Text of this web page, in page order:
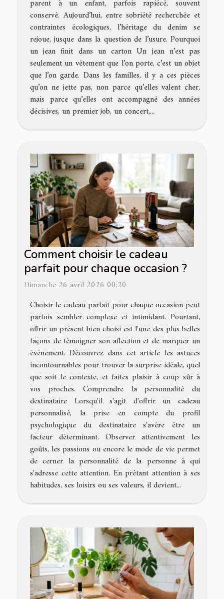
parent à un enfant, parfois rapiécé, souvent
conservé. Aujourd’hui, entre sobriété recherchée et
contraintes écologiques, l’héritage du denim se
rejoue, jusque dans la question de l’usure. Pourquoi
un jean finit dans un carton Un jean n’est pas
seulement un vêtement que l’on porte, c’est un objet
que l’on garde. Dans les familles, il y a ces pièces
qu’on ne jette pas, non parce qu’elles valent cher,
mais parce qu’elles ont accompagné des années
décisives, un premier job, un concert,...
Comment choisir le cadeau
parfait pour chaque occasion ?
Dimanche 26 avril 2026 00:20
Choisir le cadeau parfait pour chaque occasion peut
parfois sembler complexe et intimidant. Pourtant,
offrir un présent bien choisi est l'une des plus belles
façons de témoigner son affection et de marquer un
événement. Découvrez dans cet article les astuces
incontournables pour trouver la surprise idéale, quel
que soit le contexte, et faites plaisir à coup sûr à
vos proches. Comprendre la personnalité du
destinataire Lorsqu'il s'agit d'offrir un cadeau
personnalisé, la prise en compte du profil
psychologique du destinataire s'avère être un
facteur déterminant. Observer attentivement les
goûts, les passions ou encore le mode de vie permet
de cerner la personnalité de la personne à qui
s'adresse cette attention. En prêtant attention à ses
habitudes, ses loisirs ou ses valeurs, il devient...